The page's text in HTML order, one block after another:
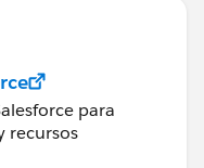
para
recursos